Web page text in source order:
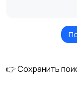
Стационарные
👉 Сохранить